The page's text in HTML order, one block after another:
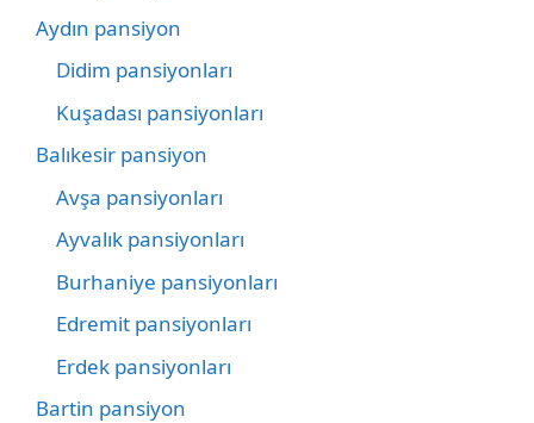
Aydın pansiyon
Didim pansiyonları
Kuşadası pansiyonları
Balıkesir pansiyon
Avşa pansiyonları
Ayvalık pansiyonları
Burhaniye pansiyonları
Edremit pansiyonları
Erdek pansiyonları
Bartin pansiyon